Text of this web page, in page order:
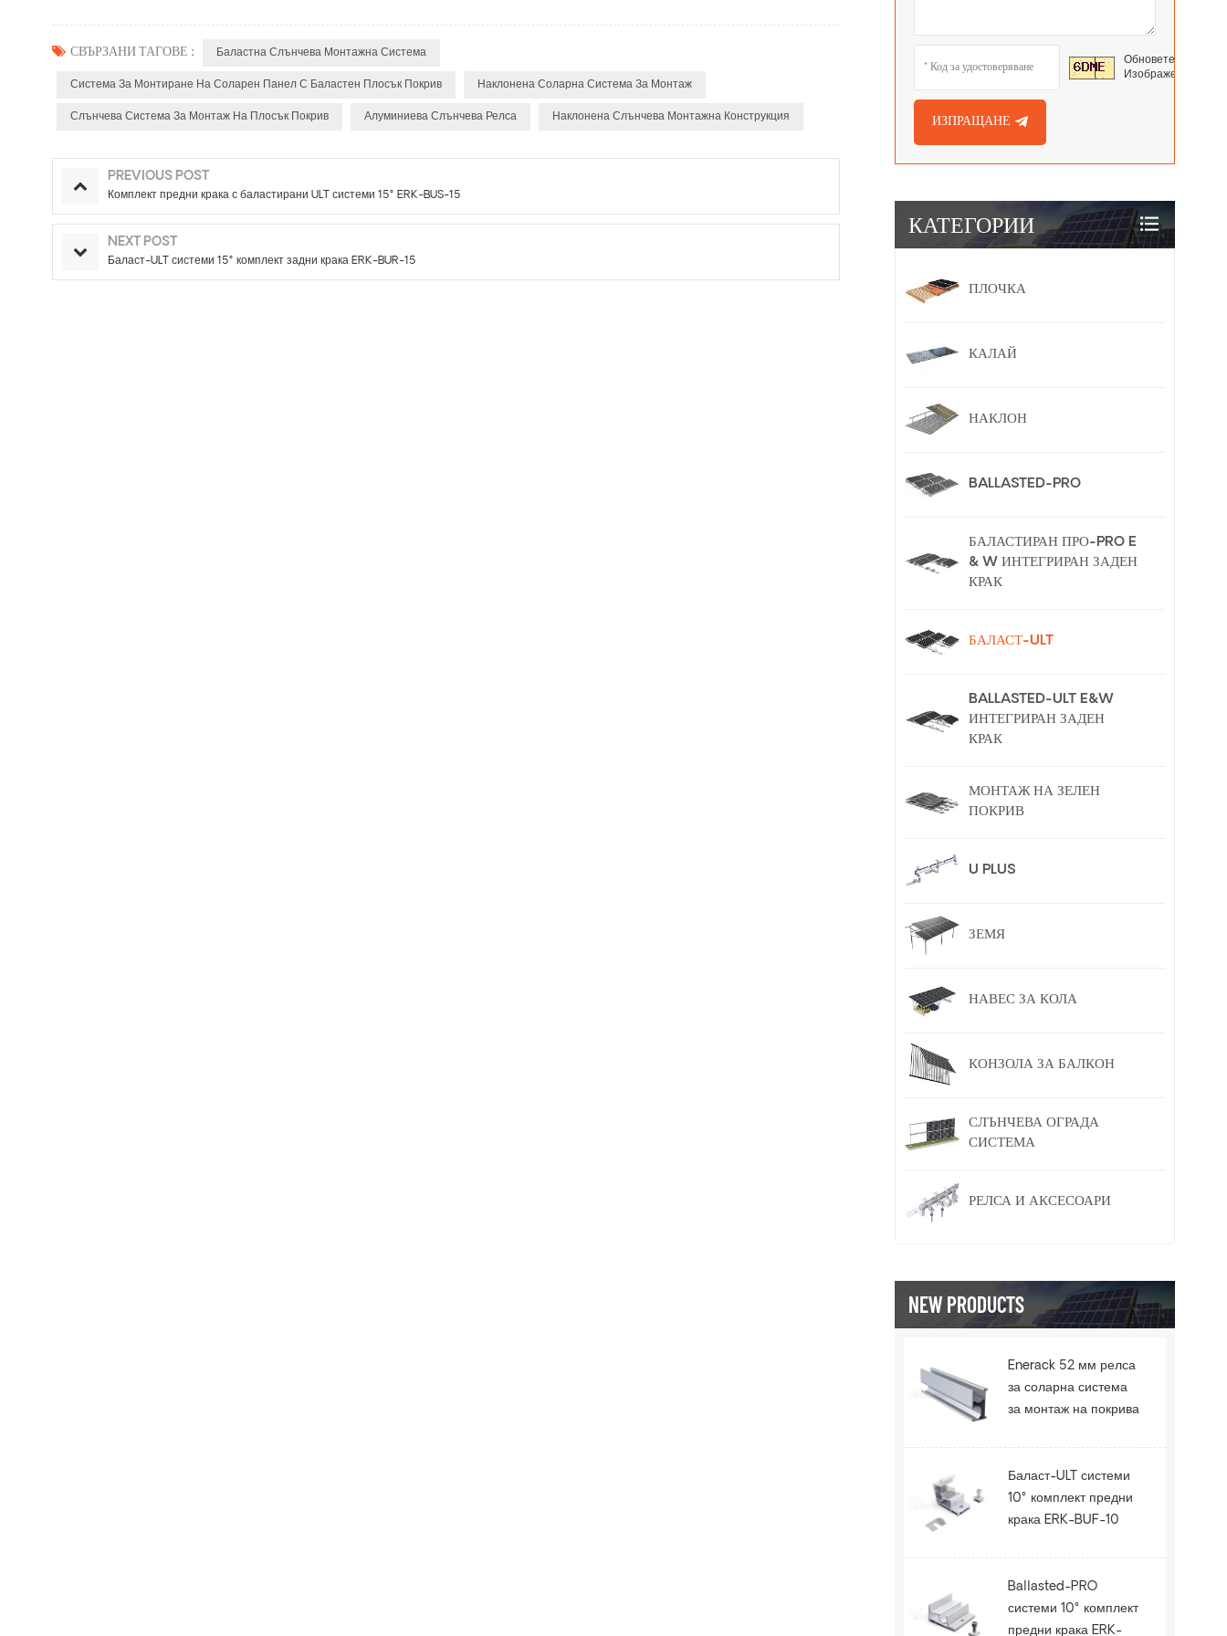
СВЪРЗАНИ ТАГОВЕ : Баластна Слънчева Монтажна Система
Система За Монтиране На Соларен Панел С Баластен Плосък Покрив Наклонена Соларна Система За Монтаж
Слънчева Система За Монтаж На Плосък Покрив Алуминиева Слънчева Релса Наклонена Слънчева Монтажна Конструкция
PREVIOUS POST
Комплект предни крака с баластирани ULT системи 15° ERK-BUS-15
NEXT POST
Баласт-ULT системи 15° комплект задни крака ERK-BUR-15
Обновете
Изображението
ИЗПРАЩАНЕ
КАТЕГОРИИ
ПЛОЧКА
КАЛАЙ
НАКЛОН
BALLASTED-PRO
БАЛАСТИРАН ПРО-PRO E
& W ИНТЕГРИРАН ЗАДЕН
КРАК
БАЛАСТ-ULT
BALLASTED-ULT E&W
ИНТЕГРИРАН ЗАДЕН
КРАК
МОНТАЖ НА ЗЕЛЕН
ПОКРИВ
U PLUS
ЗЕМЯ
НАВЕС ЗА КОЛА
КОНЗОЛА ЗА БАЛКОН
СЛЪНЧЕВА ОГРАДА
СИСТЕМА
РЕЛСА И АКСЕСОАРИ
NEW PRODUCTS
Enerack 52 мм релса
за соларна система
за монтаж на покрива
Баласт-ULT системи
10° комплект предни
крака ERK-BUF-10
Ballasted-PRO
системи 10° комплект
предни крака ERK-